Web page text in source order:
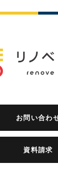
お問い合わ
資料請求